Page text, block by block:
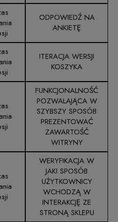
ODPOWIEDŹ NA
ANKIETĘ
ITERACJA WERSJI
KOSZYKA
FUNKCJONALNOŚĆ
POZWALAJĄCA W
SZYBSZY SPOSÓB
PREZENTOWAĆ
ZAWARTOŚĆ
WITRYNY
WERYFIKACJA W
JAKI SPOSÓB
UŻYTKOWNICY
WCHODZĄ W
INTERAKCJĘ ZE
STRONĄ SKLEPU